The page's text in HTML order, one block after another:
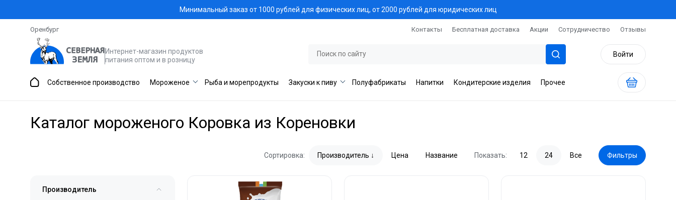
Минимальный заказ от 1000 рублей для физических лиц, от 2000 рублей для юридических лиц
Оренбург Контакты Бесплатная доставка Акции Сотрудничество Отзывы
Интернет-магазин продуктов
питания оптом и в розницу
Войти
Собственное производство Мороженое Рыба и морепродукты Закуски к пиву Полуфабрикаты Напитки Кондитерские изделия Прочее
Каталог мороженого Коровка из Кореновки
Сортировка: Производитель Цена Название Показать: 12 24 Все Фильтры
Производитель